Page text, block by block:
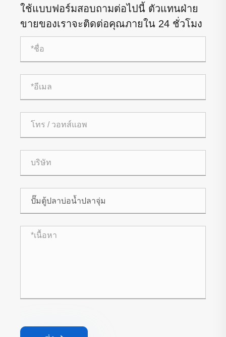
ใช้แบบฟอร์มสอบถามต่อไปนี้ ตัวแทนฝ่าย
ขายของเราจะติดต่อคุณภายใน 24 ชั่วโมง